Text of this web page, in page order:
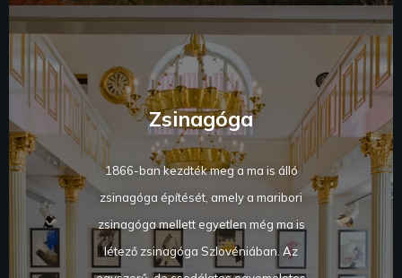
Zsinagóga
1866-ban kezdték meg a ma is álló
zsinagóga építését, amely a maribori
zsinagóga mellett egyetlen még ma is
létező zsinagóga Szlovéniában. Az